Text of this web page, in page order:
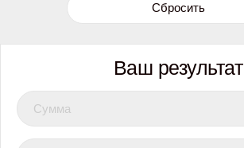
Сбросить
Ваш результат
Сумма